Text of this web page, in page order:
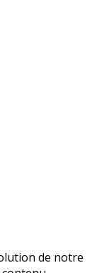
de notre